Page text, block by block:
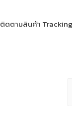
ติดตามสินค้า Tracking